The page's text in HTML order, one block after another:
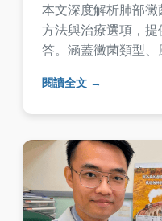
本文深度解析肺部
方法與治療選項，
答。涵蓋黴菌類型
健康決策。內容基於
閱讀全文